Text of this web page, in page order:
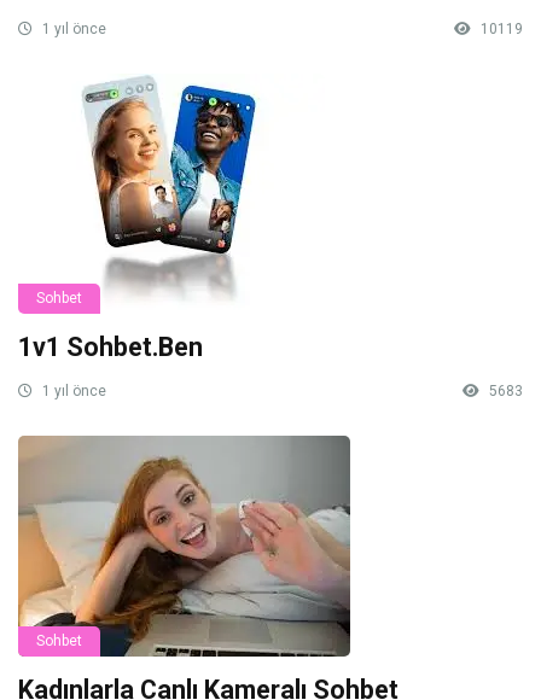
1 yıl önce 10119
Sohbet
1v1 Sohbet.Ben
1 yıl önce 5683
Sohbet
Kadınlarla Canlı Kameralı Sohbet